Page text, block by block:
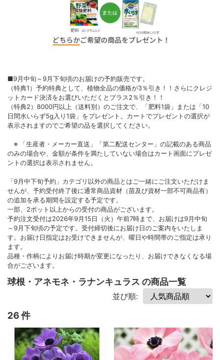
■9月中旬～9月下旬頃のお届けの予約販売です。
（特典1）予約特典として、植物全品の価格が3％引き！！さらにクレジ
ットカード決済をお選びいただくとプラス2％引き！！
（特典2）8000円以上（送料別）のご注文で、「肥料1袋」または「10
日間水いらず5g入り1袋」をプレゼント。カートでプレゼントの選択が
表示されますのでご希望の品を選択してください。
※ 「生産者・メーカー直送」「第二配送センター」の記載のある商品
のみの場合や、金額が条件を満たしていない場合はカート画面にプレゼ
ントの選択は表示されません。
「9月中下旬予約」カテゴリ以外の商品とはご一緒にご注文いただけま
せんが、予約受付終了後に通常商品資材（苗及び資材一部不可商品有）
の追加を承る期間を設定する予定です。
一部、2ポット以上からの受付の商品がございます。
予約注文受付は2026年9月15日（火）午前7時まで、お届けは9月中旬
～9月下旬頃の予定です。受付締切後にお届け日のご案内をいたしま
す。お届け日指定はお受けできませんが、曜日や時間帯のご指定は承り
ます。
品種・作柄によりお届け時期が変更になったり、お届けできなくなる場
合がございます。
球根・アネモネ・ラナンキュラス の商品一覧
並び順:
26 件